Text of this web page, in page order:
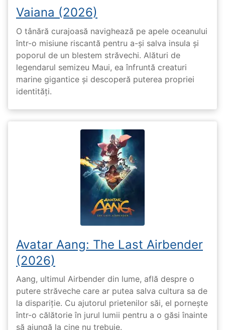
Vaiana (2026)
O tânără curajoasă navighează pe apele oceanului
într-o misiune riscantă pentru a-și salva insula și
poporul de un blestem străvechi. Alături de
legendarul semizeu Maui, ea înfruntă creaturi
marine gigantice și descoperă puterea propriei
identități.
Avatar Aang: The Last Airbender
(2026)
Aang, ultimul Airbender din lume, află despre o
putere străveche care ar putea salva cultura sa de
la dispariție. Cu ajutorul prietenilor săi, el pornește
într-o călătorie în jurul lumii pentru a o găsi înainte
să ajungă la cine nu trebuie.